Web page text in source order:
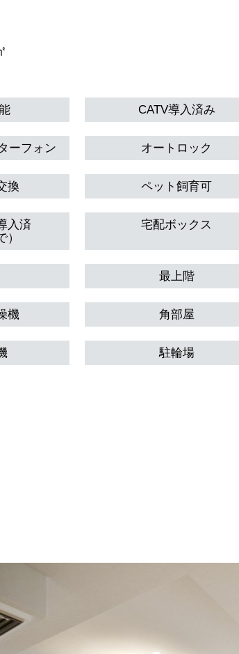
CATV導入済み
ーフォン オートロック
換 ペット飼育可
入済
）
宅配ボックス
最上階
機 角部屋
駐輪場